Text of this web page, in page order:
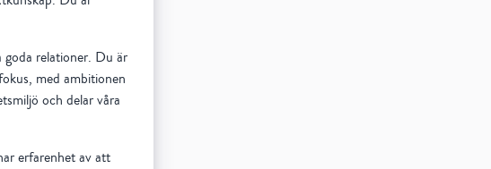
goda relationer. Du är
med ambitionen
och delar våra
erfarenhet av att